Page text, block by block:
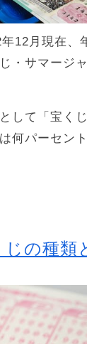
12月現在、
・サマージ
して「宝く
何パーセン
の種類